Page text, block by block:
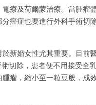
療及荷爾蒙治療。當腫瘤
癌症也要進行外科手術切
新婚女性尤其重要。目前
切除，患者便不用接受全
瘤，縮小至一粒豆般，成